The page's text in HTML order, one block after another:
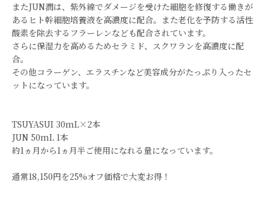
またJUN潤は、紫外線でダメージを受けた細胞を修復する働きが
あるヒト幹細胞培養液を高濃度に配合。また老化を予防する活性
酸素を除去するフラーレンなども配合されています。
さらに保湿力を高めるためセラミド、スクワランを高濃度に配
合。
その他コラーゲン、エラスチンなど美容成分がたっぷり入ったセ
ットになっています。
TSUYASUI 30mL×2本
JUN 50mL 1本
約1ヵ月から1ヵ月半ご使用になれる量になっています。
通常18,150円を25%オフ価格で大変お得！